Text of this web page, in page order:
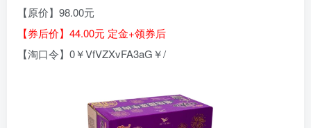
【原价】98.00元
【券后价】44.00元 定金+领券后
【淘口令】0￥VfVZXvFA3aG￥/